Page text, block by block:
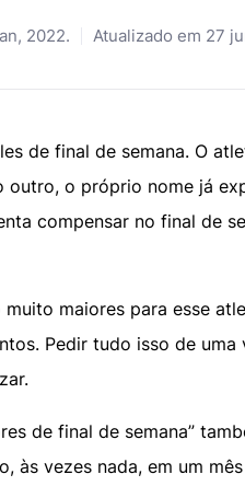
2022. Atualizado em 27
de final de semana. O
o próprio nome já
compensar no final de
maiores para esse
Pedir tudo isso de uma
de final de semana”
às vezes nada, em um